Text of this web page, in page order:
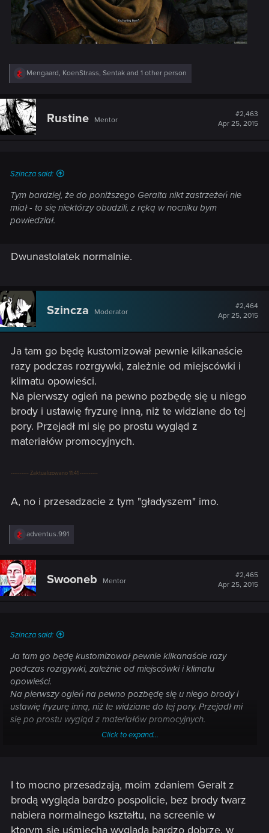
R
e
c
t
i
o
Mengaard, KoenStrass, Sentak and 1 other person
Rustine Mentor
#2,463
Apr 25, 2015
Szincza said:
Tym bardziej, że do poniższego Geralta nikt zastrzeżeń nie
miał - to się niektórzy obudzili, z ręką w nocniku bym
powiedział.
Dwunastolatek normalnie.
Szincza Moderator
#2,464
Apr 25, 2015
Ja tam go będę kustomizował pewnie kilkanaście
razy podczas rozrgywki, zależnie od miejscówki i
klimatu opowieści.
Na pierwszy ogień na pewno pozbędę się u niego
brody i ustawię fryzurę inną, niż te widziane do tej
pory. Przejadł mi się po prostu wygląd z
materiałów promocyjnych.
---------- Zaktualizowano 11:41 ----------
A, no i przesadzacie z tym "gładyszem" imo.
R
e
c
t
i
o
adventus.991
Swooneb Mentor
#2,465
Apr 25, 2015
Szincza said:
Ja tam go będę kustomizował pewnie kilkanaście razy
podczas rozrgywki, zależnie od miejscówki i klimatu
opowieści.
Na pierwszy ogień na pewno pozbędę się u niego brody i
ustawię fryzurę inną, niż te widziane do tej pory. Przejadł mi
się po prostu wygląd z materiałów promocyjnych.
Click to expand...
I to mocno przesadzają, moim zdaniem Geralt z
brodą wygląda bardzo pospolicie, bez brody twarz
nabiera normalnego kształtu, na screenie w
ktorym się uśmiecha wyglada bardzo dobrze, w